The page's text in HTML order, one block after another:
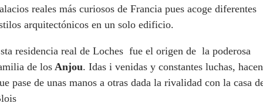
reales más curiosos de Francia pues acoge diferentes
arquitectónicos en un solo edificio.
residencia real de Loches fue el origen de la poderosa
de los Anjou. Idas i venidas y constantes luchas, hacen
pase de unas manos a otras dada la rivalidad con la casa